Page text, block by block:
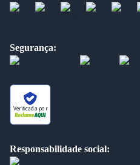
Segurança:
Verificada por
Responsabilidade social: